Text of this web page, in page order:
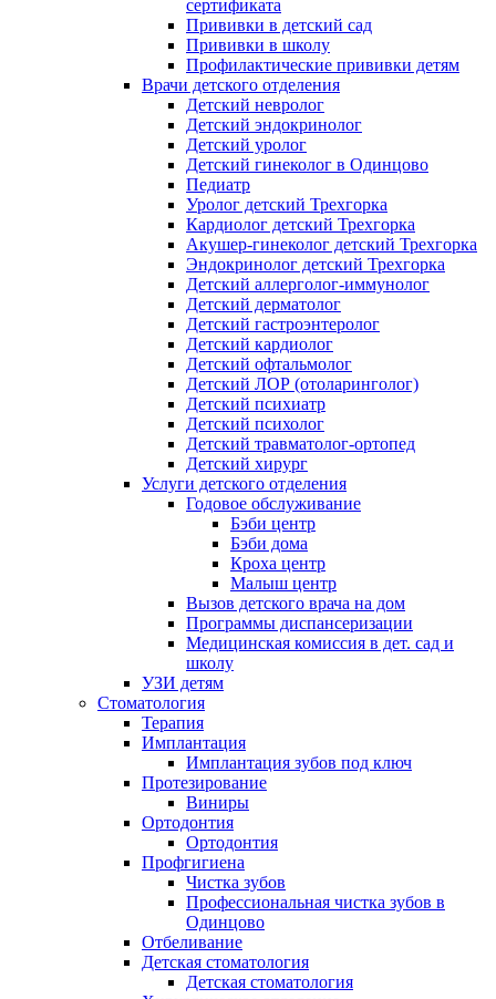
сертификата
Прививки в детский сад
Прививки в школу
Профилактические прививки детям
Врачи детского отделения
Детский невролог
Детский эндокринолог
Детский уролог
Детский гинеколог в Одинцово
Педиатр
Уролог детский Трехгорка
Кардиолог детский Трехгорка
Акушер-гинеколог детский Трехгорка
Эндокринолог детский Трехгорка
Детский аллерголог-иммунолог
Детский дерматолог
Детский гастроэнтеролог
Детский кардиолог
Детский офтальмолог
Детский ЛОР (отоларинголог)
Детский психиатр
Детский психолог
Детский травматолог-ортопед
Детский хирург
Услуги детского отделения
Годовое обслуживание
Бэби центр
Бэби дома
Кроха центр
Малыш центр
Вызов детского врача на дом
Программы диспансеризации
Медицинская комиссия в дет. сад и
школу
УЗИ детям
Стоматология
Терапия
Имплантация
Имплантация зубов под ключ
Протезирование
Виниры
Ортодонтия
Ортодонтия
Профгигиена
Чистка зубов
Профессиональная чистка зубов в
Одинцово
Отбеливание
Детская стоматология
Детская стоматология